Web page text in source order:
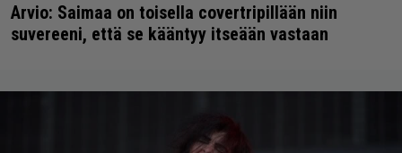
Arvio: Saimaa on toisella covertripillään niin
suvereeni, että se kääntyy itseään vastaan